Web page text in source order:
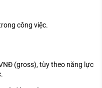
công việc.
(gross), tùy theo năng lực